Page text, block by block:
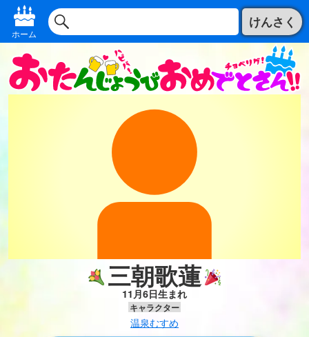
ホーム
けんさく
三朝歌蓮
11月6日生まれ
キャラクター
温泉むすめ